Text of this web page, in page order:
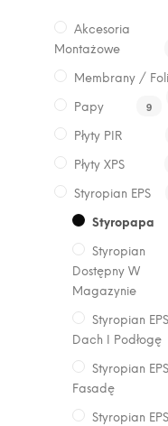
Akcesoria
Montażowe
Membrany /
Papy
9
Płyty PIR
Płyty XPS
Styropian EPS
Styropapa
Styropian
Dostępny W
Magazynie
Styropian
Dach I Podłogę
Styropian
Fasadę
Styropian